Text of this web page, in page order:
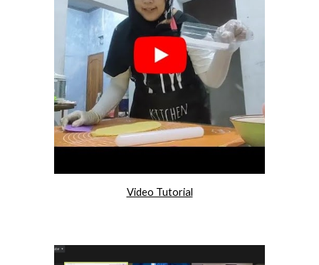
Video Tutorial